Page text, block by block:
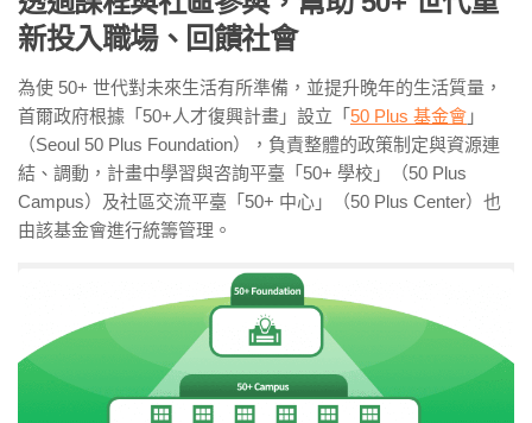
新投入職場、回饋社會
為使 50+ 世代對未來生活有所準備，並提升晚年的生活質量，
首爾政府根據「50+人才復興計畫」設立「 50 Plus 基金會 」
（Seoul 50 Plus Foundation），負責整體的政策制定與資源連
結、調動，計畫中學習與咨詢平臺「50+ 學校」（50 Plus
Campus）及社區交流平臺「50+ 中心」（50 Plus Center）也
由該基金會進行統籌管理。